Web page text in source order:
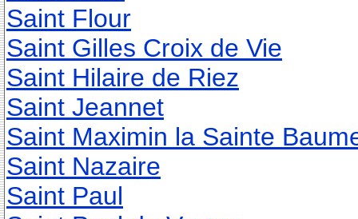
Saint Flour
Saint Gilles Croix de Vie
Saint Hilaire de Riez
Saint Jeannet
Saint Maximin la Sainte
Saint Nazaire
Saint Paul